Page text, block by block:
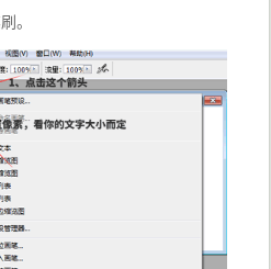
。